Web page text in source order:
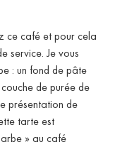
ce café et pour cela
service. Je vous
: un fond de pâte
de purée de
présentation de
tarte est
» au café